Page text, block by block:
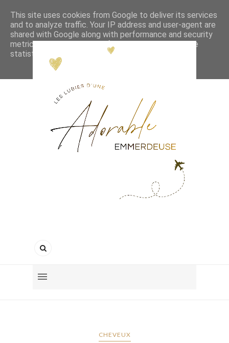
CHEVEUX
This site uses cookies from Google to deliver its services
and to analyze traffic. Your IP address and user-agent are
shared with Google along with performance and security
metrics to ensure quality of service, generate usage
statistics, and to detect and address abuse.